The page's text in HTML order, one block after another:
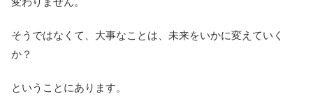
そうではなくて、大事なことは、未来をいかに変えていく
か？
ということにあります。